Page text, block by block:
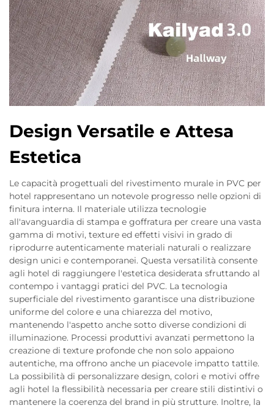
Design Versatile e Attesa
Estetica
Le capacità progettuali del rivestimento murale in PVC per
hotel rappresentano un notevole progresso nelle opzioni di
finitura interna. Il materiale utilizza tecnologie
all'avanguardia di stampa e goffratura per creare una vasta
gamma di motivi, texture ed effetti visivi in grado di
riprodurre autenticamente materiali naturali o realizzare
design unici e contemporanei. Questa versatilità consente
agli hotel di raggiungere l'estetica desiderata sfruttando al
contempo i vantaggi pratici del PVC. La tecnologia
superficiale del rivestimento garantisce una distribuzione
uniforme del colore e una chiarezza del motivo,
mantenendo l'aspetto anche sotto diverse condizioni di
illuminazione. Processi produttivi avanzati permettono la
creazione di texture profonde che non solo appaiono
autentiche, ma offrono anche un piacevole impatto tattile.
La possibilità di personalizzare design, colori e motivi offre
agli hotel la flessibilità necessaria per creare stili distintivi o
mantenere la coerenza del brand in più strutture. Inoltre, la